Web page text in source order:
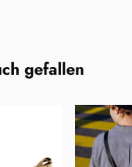
gefallen